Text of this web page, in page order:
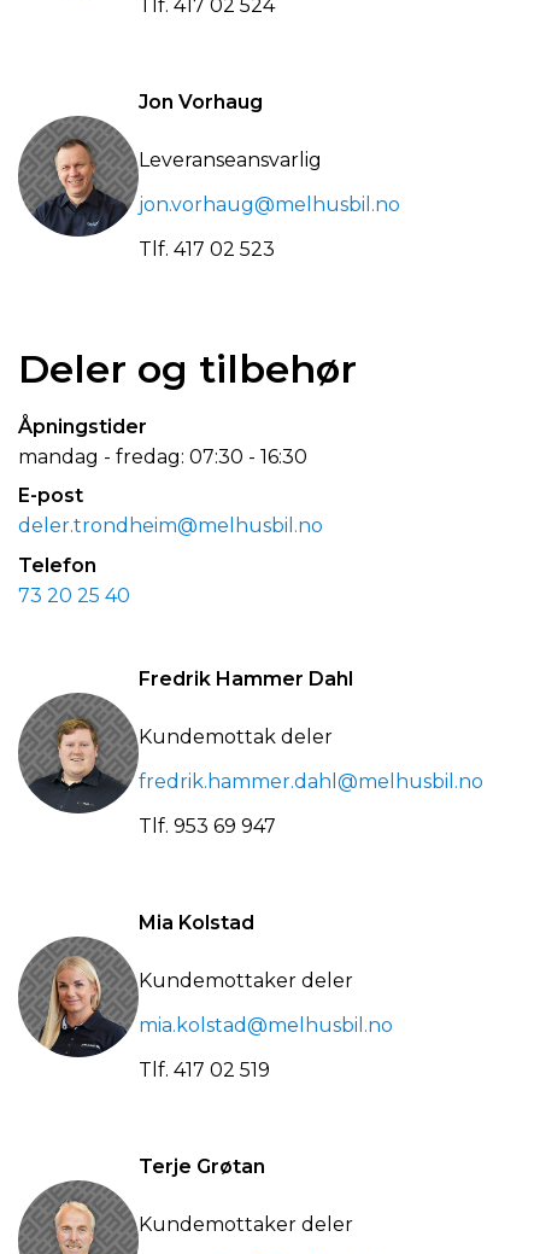
Tlf. 417 02 524
Jon Vorhaug
Leveranseansvarlig
jon.vorhaug@melhusbil.no
Tlf. 417 02 523
Deler og tilbehør
Åpningstider
mandag - fredag: 07:30 - 16:30
E-post
deler.trondheim@melhusbil.no
Telefon
73 20 25 40
Fredrik Hammer Dahl
Kundemottak deler
fredrik.hammer.dahl@melhusbil.no
Tlf. 953 69 947
Mia Kolstad
Kundemottaker deler
mia.kolstad@melhusbil.no
Tlf. 417 02 519
Terje Grøtan
Kundemottaker deler